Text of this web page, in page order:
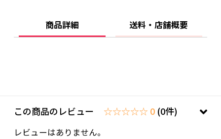
商品詳細 送料・店舗概要
この商品のレビュー ☆☆☆☆☆ 0 (0件)
レビューはありません。